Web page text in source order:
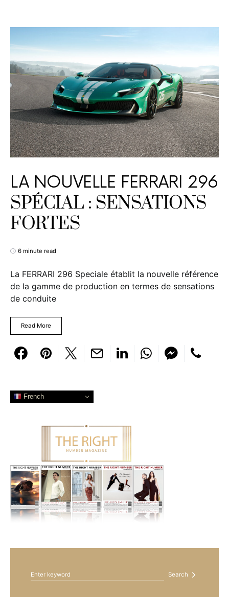
LA NOUVELLE FERRARI 296
SPÉCIAL : SENSATIONS
FORTES
6 minute read
La FERRARI 296 Speciale établit la nouvelle référence
de la gamme de production en termes de sensations
de conduite
Read More
French
Search